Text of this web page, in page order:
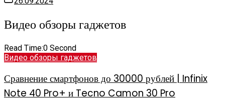
Видео обзоры гаджетов
Read Time:0 Second
Видео обзоры гаджетов
Сравнение смартфонов до 30000 рублей | Infinix
Note 40 Pro+ и Tecno Camon 30 Pro